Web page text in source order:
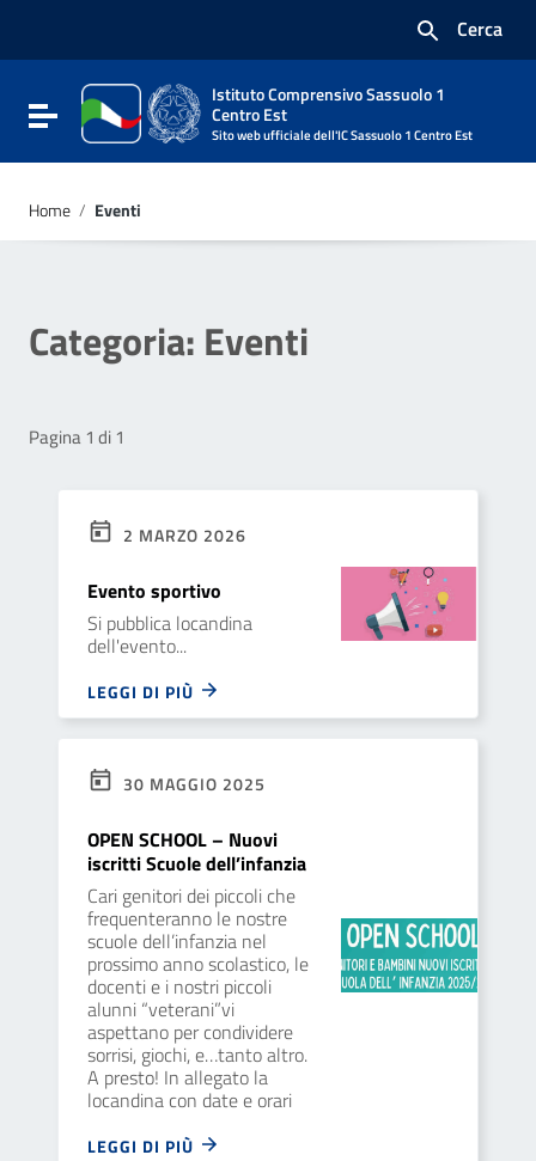
Vai al footer
Cerca
Attiva / disattiva la navigazione
Istituto Comprensivo Sassuolo 1
Centro Est
Sito web ufficiale dell'IC Sassuolo 1 Centro Est
Home / Eventi
Categoria: Eventi
Pagina 1 di 1
2 MARZO 2026
Evento sportivo
Si pubblica locandina
dell'evento...
LEGGI DI PIÙ
30 MAGGIO 2025
OPEN SCHOOL – Nuovi
iscritti Scuole dell’infanzia
Cari genitori dei piccoli che
frequenteranno le nostre
scuole dell’infanzia nel
prossimo anno scolastico, le
docenti e i nostri piccoli
alunni “veterani”vi
aspettano per condividere
sorrisi, giochi, e…tanto altro.
A presto! In allegato la
locandina con date e orari
LEGGI DI PIÙ